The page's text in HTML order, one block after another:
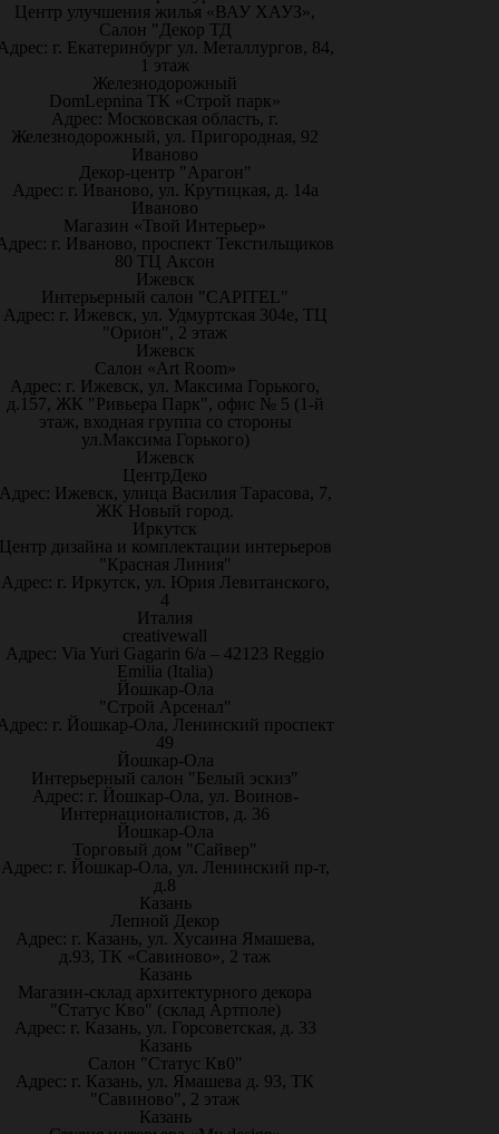
Центр улучшения жилья «ВАУ ХАУЗ»,
Салон "Декор ТД
г. Екатеринбург ул. Металлургов, 84,
1 этаж
Железнодорожный
DomLepnina ТК «Строй парк»
Адрес: Московская область, г.
Железнодорожный, ул. Пригородная, 92
Иваново
Декор-центр "Арагон"
Адрес: г. Иваново, ул. Крутицкая, д. 14а
Иваново
Магазин «Твой Интерьер»
г. Иваново, проспект Текстильщиков
80 ТЦ Аксон
Ижевск
Интерьерный салон "CAPITEL"
Адрес: г. Ижевск, ул. Удмуртская 304е, ТЦ
"Орион", 2 этаж
Ижевск
Салон «Art Room»
Адрес: г. Ижевск, ул. Максима Горького,
д.157, ЖК "Ривьера Парк", офис № 5 (1-й
этаж, входная группа со стороны
ул.Максима Горького)
Ижевск
ЦентрДеко
Ижевск, улица Василия Тарасова, 7,
ЖК Новый город.
Иркутск
дизайна и комплектации интерьеров
"Красная Линия"
Адрес: г. Иркутск, ул. Юрия Левитанского,
4
Италия
creativewall
Адрес: Via Yuri Gagarin 6/a – 42123 Reggio
Emilia (Italia)
Йошкар-Ола
"Строй Арсенал"
г. Йошкар-Ола, Ленинский проспект
49
Йошкар-Ола
Интерьерный салон "Белый эскиз"
Адрес: г. Йошкар-Ола, ул. Воинов-
Интернационалистов, д. 36
Йошкар-Ола
Торговый дом "Сайвер"
Адрес: г. Йошкар-Ола, ул. Ленинский пр-т,
д.8
Казань
Лепной Декор
Адрес: г. Казань, ул. Хусаина Ямашева,
д.93, ТК «Савиново», 2 таж
Казань
Магазин-склад архитектурного декора
"Статус Кво" (склад Артполе)
Адрес: г. Казань, ул. Горсоветская, д. 33
Казань
Салон "Статус Кв0"
Адрес: г. Казань, ул. Ямашева д. 93, ТК
"Савиново", 2 этаж
Казань